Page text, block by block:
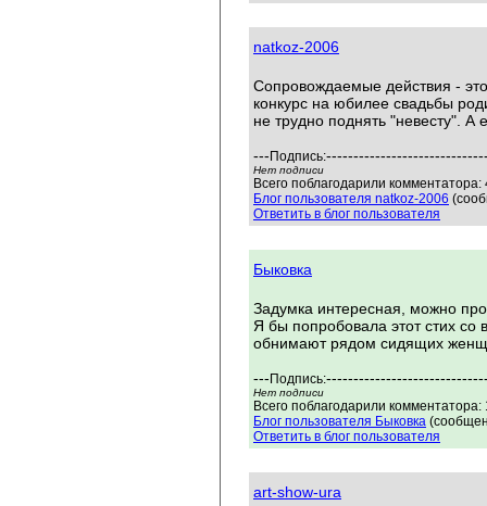
natkoz-2006
Сопровождаемые действия -
конкурс на юбилее свадьбы
не трудно поднять "невесту". А
--- Подпись:
Нет подписи
Всего поблагодарили
Блог пользователя natkoz-2006
Ответить в блог пользователя
Быковка
Задумка интересная, можно
Я бы попробовала этот стих
обнимают рядом сидящих
--- Подпись:
Нет подписи
Всего поблагодарили
Блог пользователя Быковка
Ответить в блог пользователя
art-show-ura